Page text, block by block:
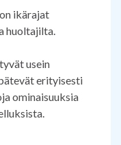
ikärajat
huoltajilta.
usein
erityisesti
ominaisuuksia